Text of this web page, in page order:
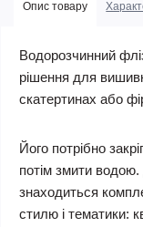
Опис товару
Водорозчинний
рішення для
скатертинах або
Його потрібно
потім змити
знаходиться
стилю і тематики: